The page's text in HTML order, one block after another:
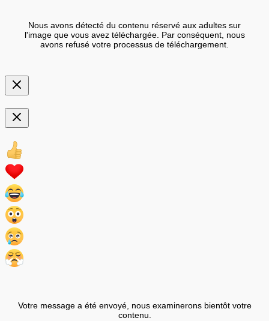
Nous avons détecté du contenu réservé aux adultes sur
l'image que vous avez téléchargée. Par conséquent, nous
avons refusé votre processus de téléchargement.
Votre message a été envoyé, nous examinerons bientôt votre
contenu.